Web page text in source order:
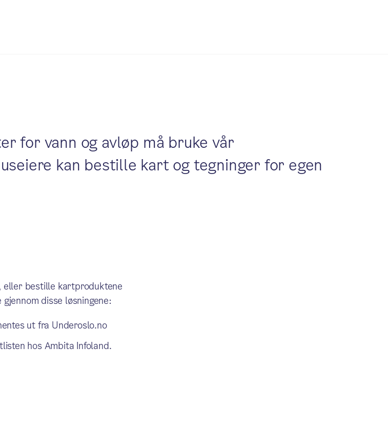
for vann og avløp må bruke vår
kan bestille kart og tegninger for egen
eller bestille kartproduktene
disse løsningene:
ut fra Underoslo.no
hos Ambita Infoland.